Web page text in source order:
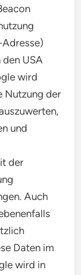
den USA
wird
Nutzung der
und
der
Auch
Daten im
wird in